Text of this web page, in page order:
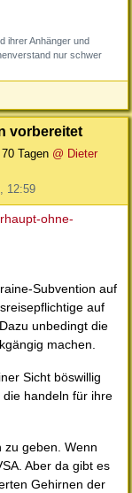
ihrer Anhänger und
nur schwer
vorbereitet
Tagen @ Dieter
12:59
ohne-
Subvention auf
auf
unbedingt die
machen.
Sicht böswillig
handeln für ihre
zu geben. Wenn
Aber da gibt es
Gehirnen der